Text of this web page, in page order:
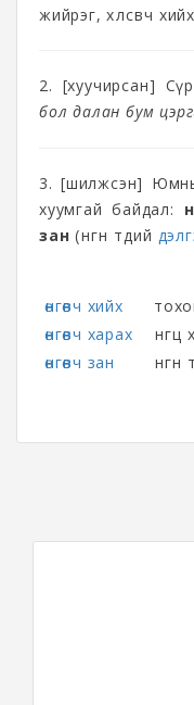
жийрэг, хөлсөвч
2. [хуучирсан]
бол далан бум
3. [шилжсэн] Юмны
хуумгай байдал:
зан (өнгөн төдий
өнгөвч хийх
өнгөвч харах
өнгөвч зан